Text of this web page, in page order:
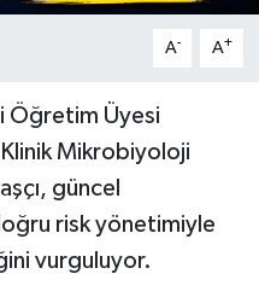
A- A+
Öğretim Üyesi
Klinik Mikrobiyoloji
güncel
risk yönetimiyle
vurguluyor.